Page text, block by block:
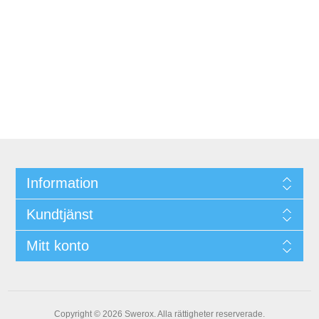
Information
Kundtjänst
Mitt konto
Copyright © 2026 Swerox. Alla rättigheter reserverade.